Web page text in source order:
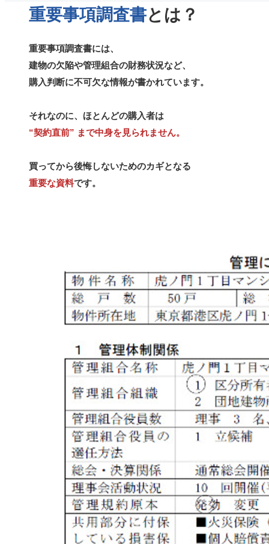
重要事項調査書とは？
重要事項調査書には、
建物の欠陥や管理組合の財務状況など、
購入判断に不可欠な情報が書かれています。
それなのに、ほとんどの購入者は
“契約直前” まで中身を見られません。
買ってから後悔しないためのカギとなる
重要な資料です。